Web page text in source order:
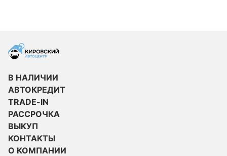
В НАЛИЧИИ
АВТОКРЕДИТ
TRADE-IN
РАССРОЧКА
ВЫКУП
КОНТАКТЫ
О КОМПАНИИ